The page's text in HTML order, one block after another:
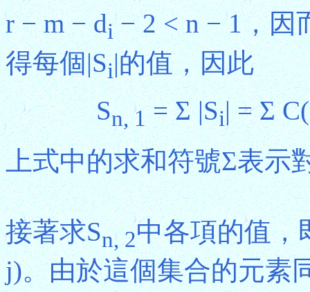
r − m − di− 2 < n − 1，因
得每個|Si|的值，因此
Sn, 1= Σ |Si| = Σ
上式中的求和符號Σ表示
接著求Sn, 2中各項的值，
j)。由於這個集合的元素